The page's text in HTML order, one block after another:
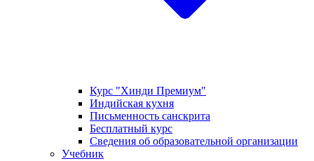
Курс "Хинди Премиум"
Индийская кухня
Письменность санскрита
Бесплатный курс
Сведения об образовательной организации
Учебник